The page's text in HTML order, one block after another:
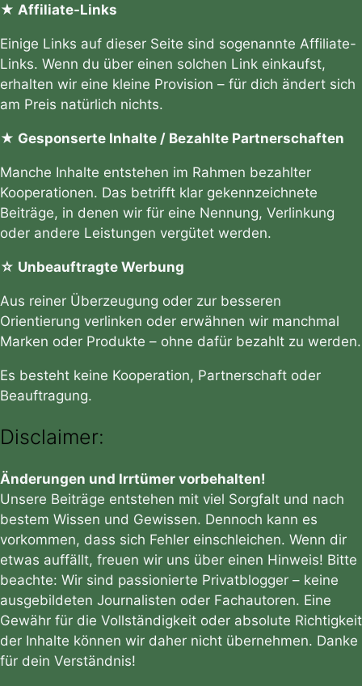
★ Affiliate-Links
Einige Links auf dieser Seite sind sogenannte Affiliate-
Links. Wenn du über einen solchen Link einkaufst,
erhalten wir eine kleine Provision – für dich ändert sich
am Preis natürlich nichts.
★ Gesponserte Inhalte / Bezahlte Partnerschaften
Manche Inhalte entstehen im Rahmen bezahlter
Kooperationen. Das betrifft klar gekennzeichnete
Beiträge, in denen wir für eine Nennung, Verlinkung
oder andere Leistungen vergütet werden.
☆ Unbeauftragte Werbung
Aus reiner Überzeugung oder zur besseren
Orientierung verlinken oder erwähnen wir manchmal
Marken oder Produkte – ohne dafür bezahlt zu werden.
Es besteht keine Kooperation, Partnerschaft oder
Beauftragung.
Disclaimer:
Änderungen und Irrtümer vorbehalten!
Unsere Beiträge entstehen mit viel Sorgfalt und nach
bestem Wissen und Gewissen. Dennoch kann es
vorkommen, dass sich Fehler einschleichen. Wenn dir
etwas auffällt, freuen wir uns über einen Hinweis! Bitte
beachte: Wir sind passionierte Privatblogger – keine
ausgebildeten Journalisten oder Fachautoren. Eine
Gewähr für die Vollständigkeit oder absolute Richtigkeit
der Inhalte können wir daher nicht übernehmen. Danke
für dein Verständnis!